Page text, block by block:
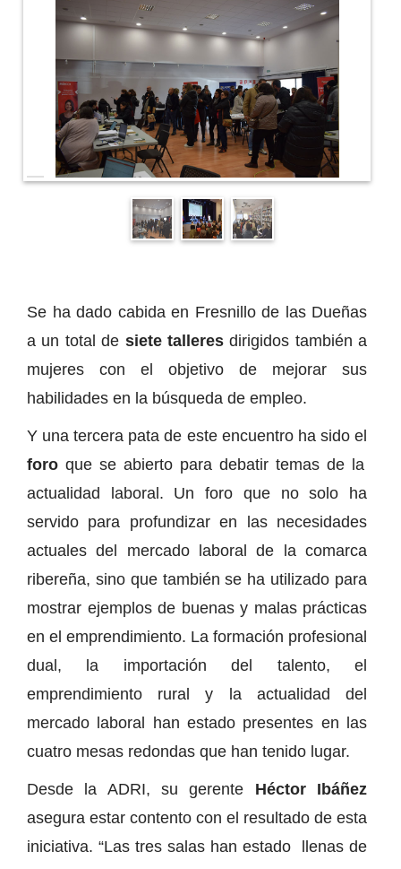
Se ha dado cabida en Fresnillo de las Dueñas
a un total de siete talleresdirigidos también a
mujeres con el objetivo de mejorar sus
habilidades en la búsqueda de empleo.
Y una tercera pata de este encuentro ha sido el
foro que se abierto para debatir temas de la
actualidad laboral. Un foro que no solo ha
servido para profundizar en las necesidades
actuales del mercado laboral de la comarca
ribereña, sino que también se ha utilizado para
mostrar ejemplos de buenas y malas prácticas
en el emprendimiento. La formación profesional
dual, la importación del talento, el
emprendimiento rural y la actualidad del
mercado laboral han estado presentes en las
cuatro mesas redondas que han tenido lugar.
Desde la ADRI, su gerente Héctor Ibáñez
asegura estar contento con el resultado de esta
iniciativa. “Las tres salas han estado llenas de